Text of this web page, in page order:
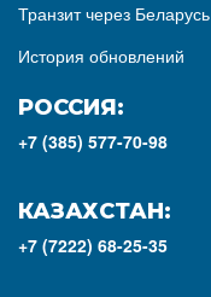
Транзит через Беларусь
История обновлений
РОССИЯ:
+7 (385) 577-70-98
КАЗАХСТАН:
+7 (7222) 68-25-35